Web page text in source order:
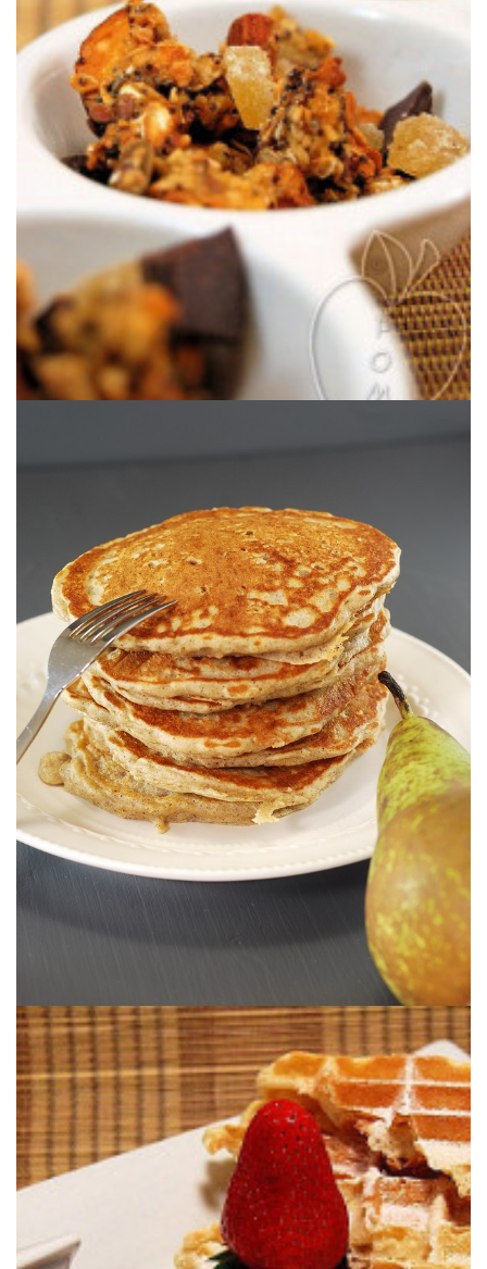
GRANOLA DE JENGIBRE, CHOCOLATE
& NARANJA
Una granola casera con una combinación que nunca falla: chocolate
& naranja.
PANCAKES DE TRIGO SARRACENO &
PERA
Para celebrar el día como se debe.